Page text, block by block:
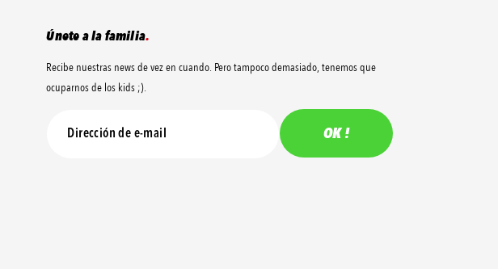
Únete a la familia.
Recibe nuestras news de vez en cuando. Pero tampoco demasiado, tenemos que
ocuparnos de los kids ;).
OK !